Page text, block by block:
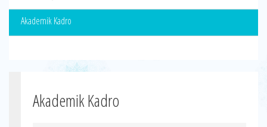
Akademik Kadro
Akademik Kadro